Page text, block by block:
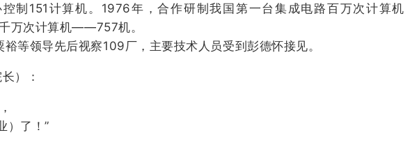
制151计算机。1976年，合作研制我国第一台集成电路百万次计算机
万次计算机——757机。
领导先后视察109厂，主要技术人员受到彭德怀接见。
）：
了！”